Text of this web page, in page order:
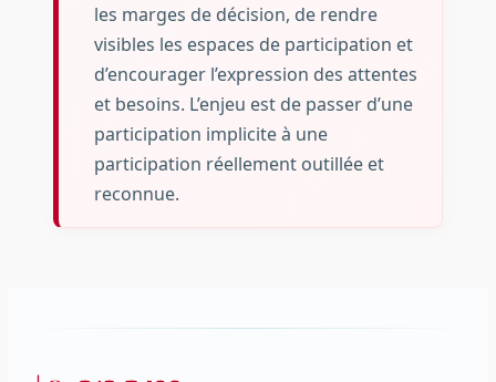
les marges de décision, de rendre
visibles les espaces de participation et
d’encourager l’expression des attentes
et besoins. L’enjeu est de passer d’une
participation implicite à une
participation réellement outillée et
reconnue.